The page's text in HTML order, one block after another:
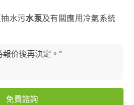
水污水泵及有關應用冷氣系統
報价後再決定。”
免費諮詢